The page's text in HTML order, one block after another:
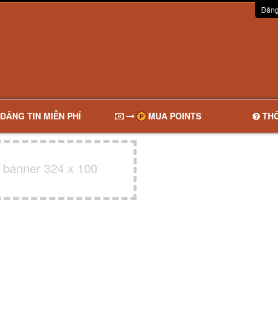
ĐĂNG TIN MIỄN PHÍ MUA POINTS
324 x 100